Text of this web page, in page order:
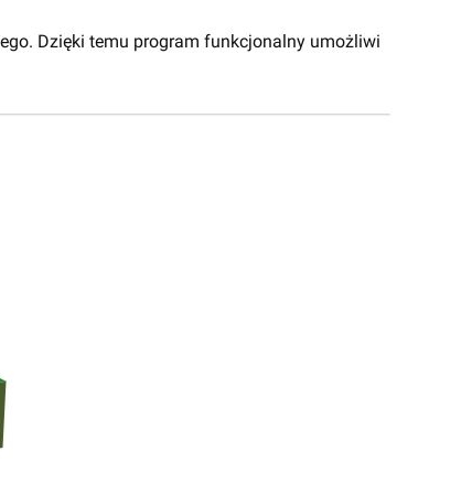
Dzięki temu program funkcjonalny umożliwi